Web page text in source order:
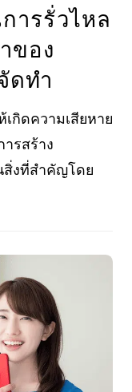
ารรั่วไหล
ของ
ดทำ
กิดความเสียหาย
รสร้าง
สิ่งที่สำคัญโดย